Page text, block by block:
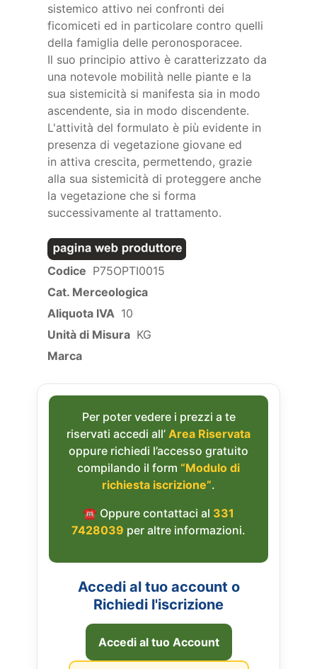
sistemico attivo nei confronti dei
ficomiceti ed in particolare contro quelli
della famiglia delle peronosporacee.
Il suo principio attivo è caratterizzato da
una notevole mobilità nelle piante e la
sua sistemicità si manifesta sia in modo
ascendente, sia in modo discendente.
L'attività del formulato è più evidente in
presenza di vegetazione giovane ed
in attiva crescita, permettendo, grazie
alla sua sistemicità di proteggere anche
la vegetazione che si forma
successivamente al trattamento.
Codice P75OPTI0015
Cat. Merceologica
Aliquota IVA 10
Unità di Misura KG
Marca
Per poter vedere i prezzi a te
riservati accedi all’ Area Riservata
oppure richiedi l’accesso gratuito
compilando il form “Modulo di
richiesta iscrizione”.
☎︎ Oppure contattaci al 331
7428039 per altre informazioni.
Accedi al tuo account o
Richiedi l'iscrizione
Accedi al tuo Account